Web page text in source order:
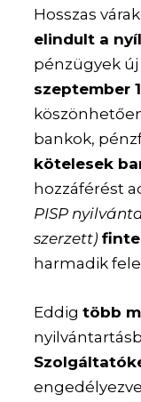
Hosszas
elindult a
pénzügyek új
szeptember
bankok,
kötelesek
hozzáférést
PISP
szerzett)
harmadik
Eddigtöbb
engedélyezve